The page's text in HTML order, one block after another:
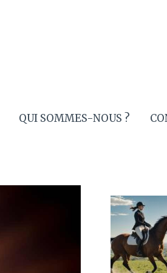
QUI SOMMES-NOUS ?